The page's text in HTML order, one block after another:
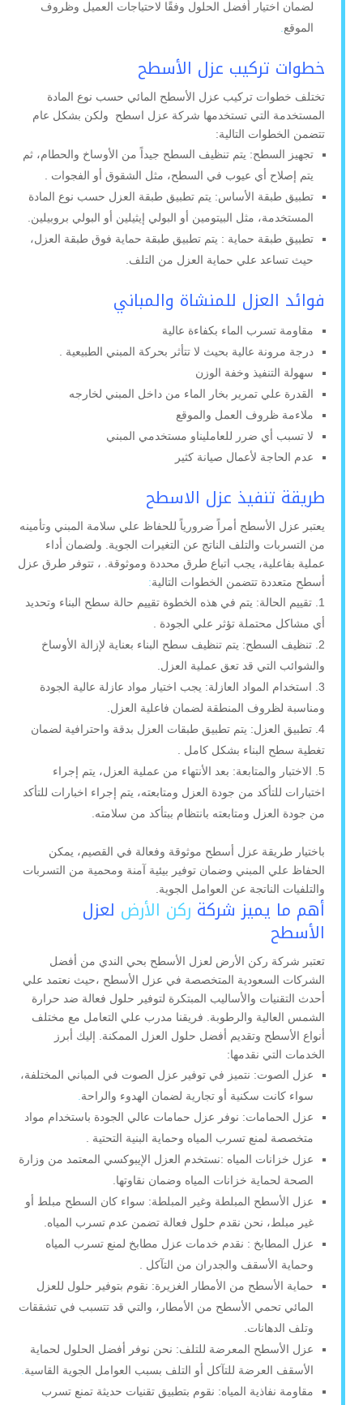
لضمان اختيار أفضل الحلول وفقًا لاحتياجات العميل وظروف
الموقع.
خطوات تركيب عزل الأسطح
تختلف خطوات تركيب عزل الأسطح المائي حسب نوع المادة
المستخدمة التي تستخدمها شركة عزل اسطح ولكن بشكل عام
تتضمن الخطوات التالية:
تجهيز السطح: يتم تنظيف السطح جيداً من الأوساخ والحطام، ثم
يتم إصلاح أي عيوب في السطح، مثل الشقوق أو الفجوات .
تطبيق طبقة الأساس: يتم تطبيق طبقة العزل حسب نوع المادة
المستخدمة، مثل البيتومين أو البولي إيثيلين أو البولي بروبيلين.
تطبيق طبقة حماية : يتم تطبيق طبقة حماية فوق طبقة العزل،
حيث تساعد علي حماية العزل من التلف.
فوائد العزل للمنشاة والمباني
مقاومة تسرب الماء بكفاءة عالية
درجة مرونة عالية بحيث لا تتأثر بحركة المبني الطبيعية .
سهولة التنفيذ وخفة الوزن
القدرة علي تمرير بخار الماء من داخل المبني لخارجه
ملاءمة ظروف العمل والموقع
لا تسبب أي ضرر للعامليناو مستخدمي المبني
عدم الحاجة لأعمال صيانة كثير
طريقة تنفيذ عزل الاسطح
يعتبر عزل الأسطح أمراً ضرورياً للحفاظ علي سلامة المبني وتأمينه
من التسربات والتلف الناتج عن التغيرات الجوية. ولضمان أداء
عملية بفاعلية، يجب اتباع طرق محددة وموثوقة. ، تتوفر طرق عزل
أسطح متعددة تتضمن الخطوات التالية:
تقييم الحالة: يتم في هذه الخطوة تقييم حالة سطح البناء وتحديد
أي مشاكل محتملة تؤثر علي الجودة .
تنظيف السطح: يتم تنظيف سطح البناء بعناية لإزالة الأوساخ
والشوائب التي قد تعق عملية العزل.
استخدام المواد العازلة: يجب اختيار مواد عازلة عالية الجودة
ومناسبة لظروف المنطقة لضمان فاعلية العزل.
تطبيق العزل: يتم تطبيق طبقات العزل بدقة واحترافية لضمان
تغطية سطح البناء بشكل كامل .
الاختبار والمتابعة: بعد الأنتهاء من عملية العزل، يتم إجراء
اختبارات للتأكد من جودة العزل ومتابعته، يتم إجراء اخبارات للتأكد
من جودة العزل ومتابعته بانتظام ببتأكد من سلامته.
باختيار طريقة عزل أسطح موثوقة وفعالة في القصيم، يمكن
الحفاظ علي المبني وضمان توفير بيئية آمنة ومحمية من التسربات
والتلفيات الناتجة عن العوامل الجوية.
أهم ما يميز شركة ركن الأرض لعزل
الأسطح
تعتبر شركة ركن الأرض لعزل الأسطح بحي الندي من أفضل
الشركات السعودية المتخصصة في عزل الأسطح ،حيث نعتمد علي
أحدث التقنيات والأساليب المبتكرة لتوفير حلول فعالة ضد حرارة
الشمس العالية والرطوبة. فريقنا مدرب علي التعامل مع مختلف
أنواع الأسطح وتقديم أفضل حلول العزل الممكنة. إليك أبرز
الخدمات التي نقدمها:
عزل الصوت: نتميز في توفير عزل الصوت في المباني المختلفة،
سواء كانت سكنية أو تجارية لضمان الهدوء والراحة.
عزل الحمامات: نوفر عزل حمامات عالي الجودة باستخدام مواد
متخصصة لمنع تسرب المياه وحماية البنية التحتية .
عزل خزانات المياه :نستخدم العزل الإيبوكسي المعتمد من وزارة
الصحة لحماية خزانات المياه وضمان نقاوتها.
عزل الأسطح المبلطة وغير المبلطة: سواء كان السطح مبلط أو
غير مبلط، نحن نقدم حلول فعالة تضمن عدم تسرب المياه.
عزل المطابخ : نقدم خدمات عزل مطابخ لمنع تسرب المياه
وحماية الأسقف والجدران من التآكل .
حماية الأسطح من الأمطار الغزيرة: نقوم بتوفير حلول للعزل
المائي تحمي الأسطح من الأمطار، والتي قد تتسبب في تشققات
وتلف الدهانات.
عزل الأسطح المعرضة للتلف: نحن نوفر أفضل الحلول لحماية
الأسقف العرضة للتآكل أو التلف بسبب العوامل الجوية القاسية.
مقاومة نفاذية المياه: نقوم بتطبيق تقنيات حديثة تمنع تسرب